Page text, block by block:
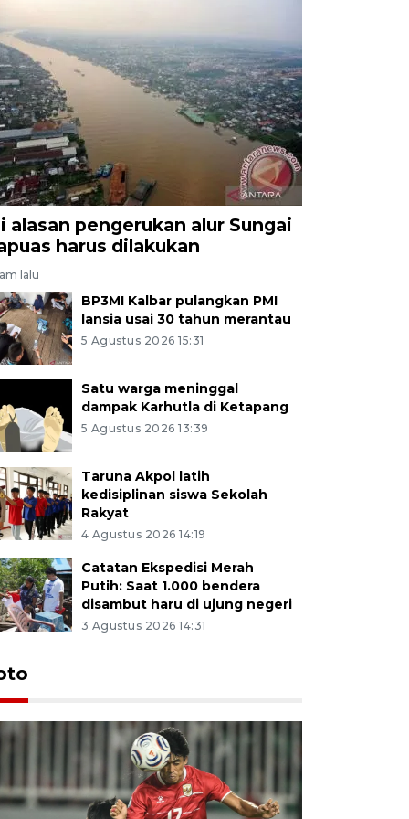
alasan pengerukan alur Sungai
harus dilakukan
lalu
BP3MI Kalbar pulangkan PMI
lansia usai 30 tahun merantau
5 Agustus 2026 15:31
Satu warga meninggal
dampak Karhutla di Ketapang
5 Agustus 2026 13:39
Taruna Akpol latih
kedisiplinan siswa Sekolah
Rakyat
4 Agustus 2026 14:19
Catatan Ekspedisi Merah
Putih: Saat 1.000 bendera
disambut haru di ujung negeri
3 Agustus 2026 14:31